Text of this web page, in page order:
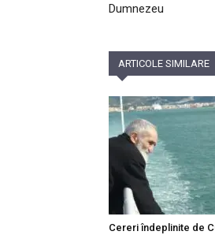
Dumnezeu
ARTICOLE SIMILARE
Cereri îndeplinite de